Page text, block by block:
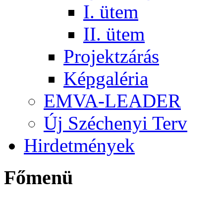
I. ütem
II. ütem
Projektzárás
Képgaléria
EMVA-LEADER
Új Széchenyi Terv
Hirdetmények
Főmenü